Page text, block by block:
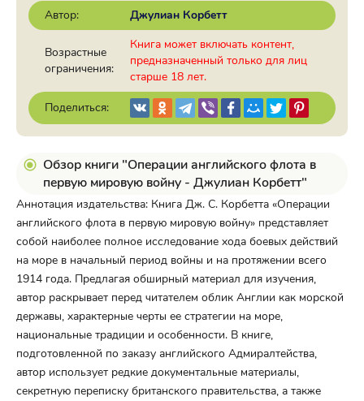
Автор:
Джулиан Корбетт
Возрастные
ограничения:
Книга может включать контент,
предназначенный только для лиц
старше 18 лет.
Поделиться:
Обзор книги "Операции английского флота в
первую мировую войну - Джулиан Корбетт"
Аннотация издательства: Книга Дж. С. Корбетта «Операции
английского флота в первую мировую войну» представляет
собой наиболее полное исследование хода боевых действий
на море в начальный период войны и на протяжении всего
1914 года. Предлагая обширный материал для изучения,
автор раскрывает перед читателем облик Англии как морской
державы, характерные черты ее стратегии на море,
национальные традиции и особенности. В книге,
подготовленной по заказу английского Адмиралтейства,
автор использует редкие документальные материалы,
секретную переписку британского правительства, а также